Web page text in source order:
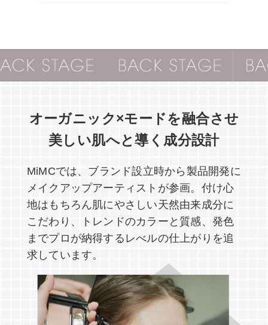
オーガニック×モードを融合させ
美しい肌へと導く成分設計
MiMCでは、ブランド設立時から製品開発に
メイクアップアーティストが参画。 付け心
地はもちろん肌にやさしい天然由来成分に
こだわり、トレンドのカラーと質感、発色
までプロが納得するレべルの仕上がりを追
求しています。